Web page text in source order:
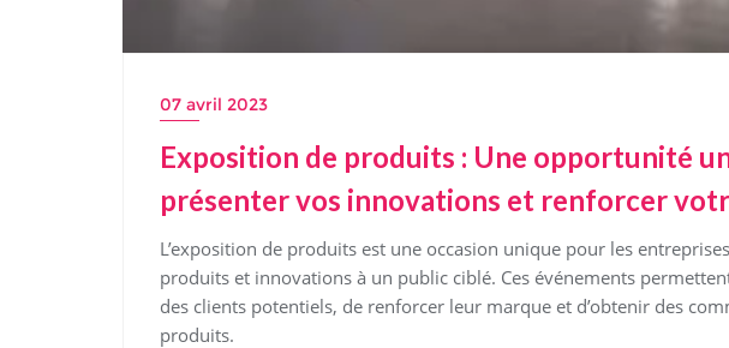
07 avril 2023
Exposition de produits : Une opportunité
présenter vos innovations et renforcer
L’exposition de produits est une occasion unique pour les
produits et innovations à un public ciblé. Ces événements
des clients potentiels, de renforcer leur marque et d’obtenir des
produits.